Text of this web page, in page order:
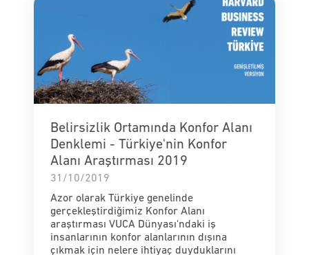
Belirsizlik Ortamında Konfor Alanı
Denklemi - Türkiye'nin Konfor
Alanı Araştırması 2019
31/10/2019
Azor olarak Türkiye genelinde
gerçekleştirdiğimiz Konfor Alanı
araştırması VUCA Dünyası'ndaki iş
insanlarının konfor alanlarının dışına
çıkmak için nelere ihtiyaç duyduklarını